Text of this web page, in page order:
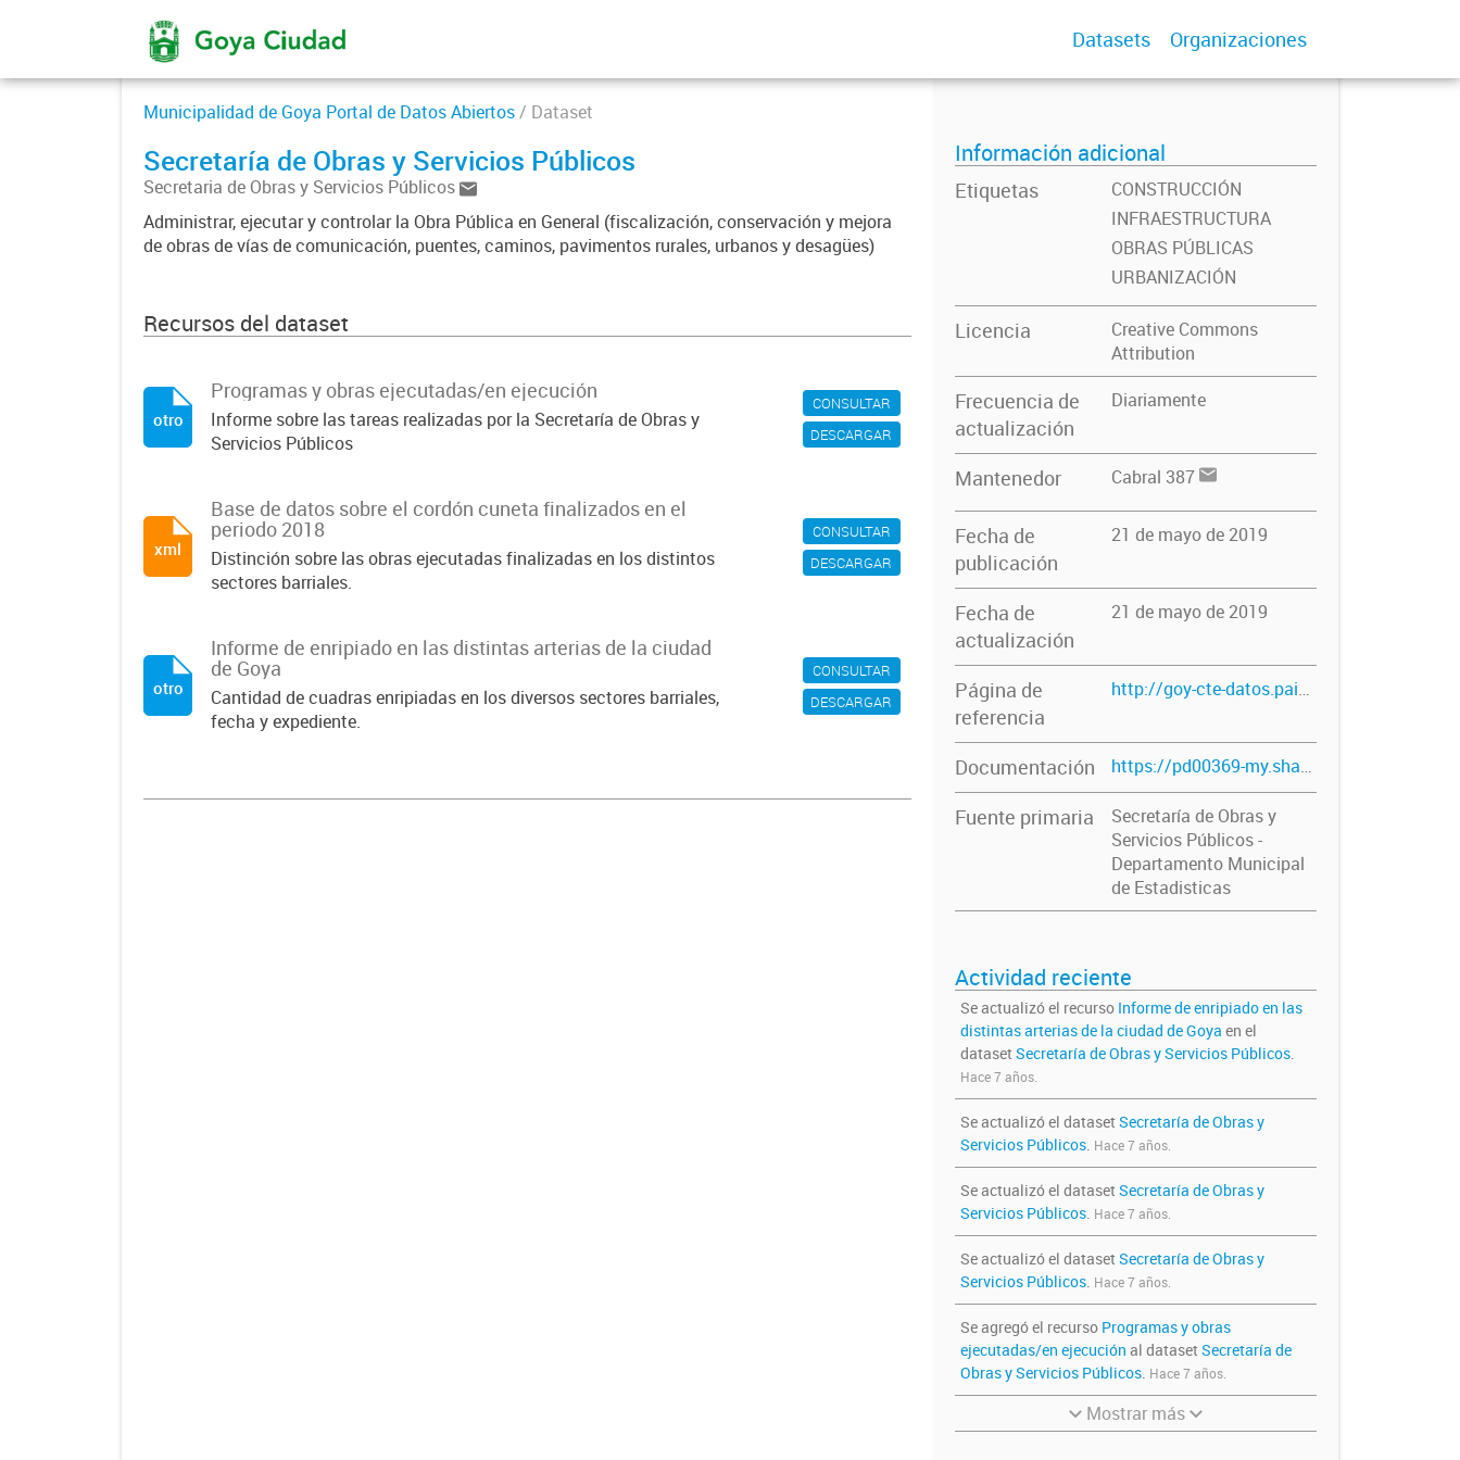
Datasets Organizaciones
Municipalidad de Goya Portal de Datos Abiertos/ Dataset
Secretaría de Obras y Servicios Públicos
Secretaria de Obras y Servicios Públicos
Administrar, ejecutar y controlar la Obra Pública en General (fiscalización, conservación y mejora
de obras de vías de comunicación, puentes, caminos, pavimentos rurales, urbanos y desagües)
Recursos del dataset
CONSULTAR
DESCARGAR
Programas y obras ejecutadas/en ejecución
Informe sobre las tareas realizadas por la Secretaría de Obras y
Servicios Públicos
otro
CONSULTAR
DESCARGAR
Base de datos sobre el cordón cuneta finalizados en el
periodo 2018
Distinción sobre las obras ejecutadas finalizadas en los distintos
sectores barriales.
xml
CONSULTAR
DESCARGAR
Informe de enripiado en las distintas arterias de la ciudad
de Goya
Cantidad de cuadras enripiadas en los diversos sectores barriales,
fecha y expediente.
otro
Información adicional
Etiquetas
CONSTRUCCIÓN
INFRAESTRUCTURA
OBRAS PÚBLICAS
URBANIZACIÓN
Licencia
Creative Commons
Attribution
Frecuencia de
actualización
Diariamente
Mantenedor Cabral 387
Fecha de
publicación
21 de mayo de 2019
Fecha de
actualización
21 de mayo de 2019
Página de
referencia
http://goy-cte-datos.paisdigital.modernizacion.gob.ar/dataset/secretaria-de-obras-y-servicios-publicos
Documentación https://pd00369-my.sharepoint.com/:w:/g/personal/estadistica_goya_gob_ar/ETGKbxoPhGdPp1-SkIlD75sBIPejbcH877jGzWgp3sWnlg?e=AIwMuQ
Fuente primaria
Secretaría de Obras y
Servicios Públicos -
Departamento Municipal
de Estadisticas
Actividad reciente
Se actualizó el recurso Informe de enripiado en las
distintas arterias de la ciudad de Goya en el
dataset Secretaría de Obras y Servicios Públicos.
Hace 7 años.
Se actualizó el dataset Secretaría de Obras y
Servicios Públicos. Hace 7 años.
Se actualizó el dataset Secretaría de Obras y
Servicios Públicos. Hace 7 años.
Se actualizó el dataset Secretaría de Obras y
Servicios Públicos. Hace 7 años.
Se agregó el recurso Programas y obras
ejecutadas/en ejecución al dataset Secretaría de
Obras y Servicios Públicos. Hace 7 años.
Mostrar más